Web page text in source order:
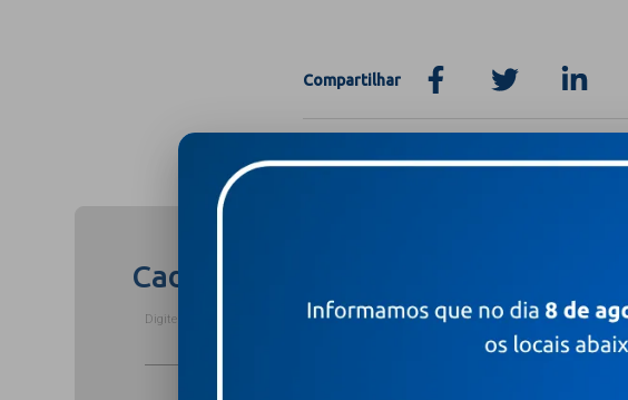
Compartilhar
Cadastre-se para receber novidades
Digite o seu nome completo